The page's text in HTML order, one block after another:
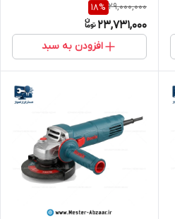
MAKITA AF505
29,000,000
18%
23,731,000
افزودن به سبد